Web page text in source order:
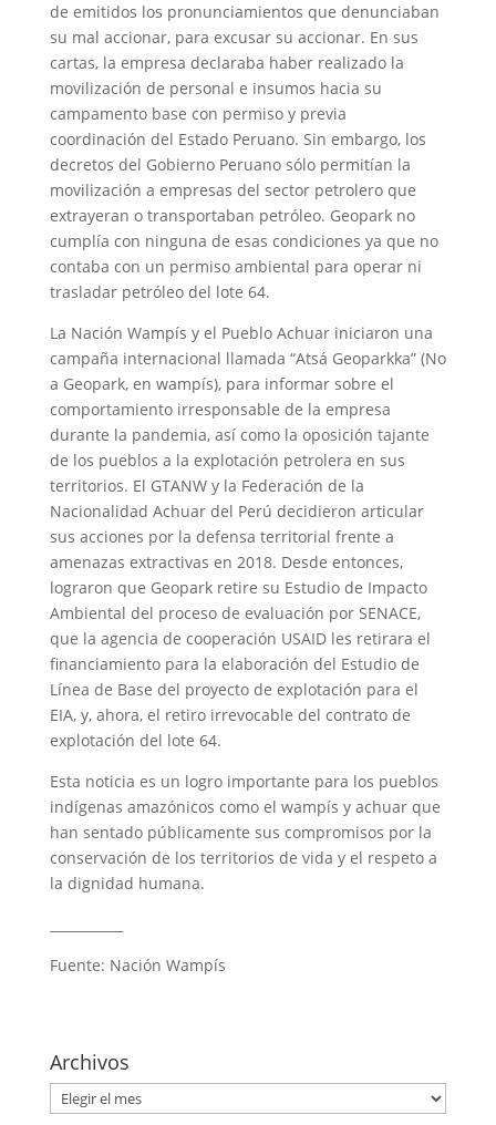
de emitidos los pronunciamientos que denunciaban
su mal accionar, para excusar su accionar. En sus
cartas, la empresa declaraba haber realizado la
movilización de personal e insumos hacia su
campamento base con permiso y previa
coordinación del Estado Peruano. Sin embargo, los
decretos del Gobierno Peruano sólo permitían la
movilización a empresas del sector petrolero que
extrayeran o transportaban petróleo. Geopark no
cumplía con ninguna de esas condiciones ya que no
contaba con un permiso ambiental para operar ni
trasladar petróleo del lote 64.
La Nación Wampís y el Pueblo Achuar iniciaron una
campaña internacional llamada “Atsá Geoparkka” (No
a Geopark, en wampís), para informar sobre el
comportamiento irresponsable de la empresa
durante la pandemia, así como la oposición tajante
de los pueblos a la explotación petrolera en sus
territorios. El GTANW y la Federación de la
Nacionalidad Achuar del Perú decidieron articular
sus acciones por la defensa territorial frente a
amenazas extractivas en 2018. Desde entonces,
lograron que Geopark retire su Estudio de Impacto
Ambiental del proceso de evaluación por SENACE,
que la agencia de cooperación USAID les retirara el
financiamiento para la elaboración del Estudio de
Línea de Base del proyecto de explotación para el
EIA, y, ahora, el retiro irrevocable del contrato de
explotación del lote 64.
Esta noticia es un logro importante para los pueblos
indígenas amazónicos como el wampís y achuar que
han sentado públicamente sus compromisos por la
conservación de los territorios de vida y el respeto a
la dignidad humana.
Fuente: Nación Wampís
Archivos
Archivos